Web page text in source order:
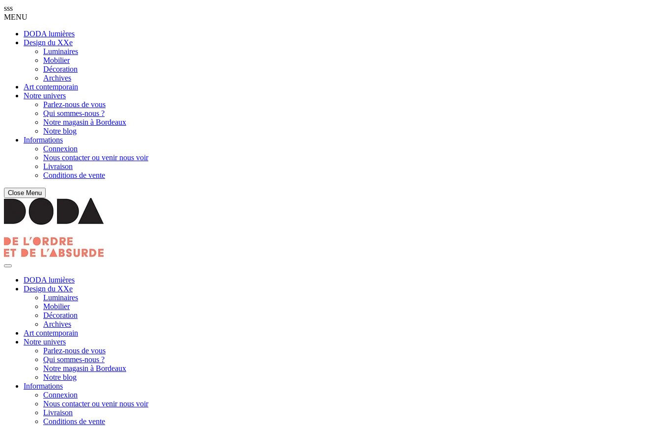
sss
MENU
DODA lumières
Design du XXe
Luminaires
Mobilier
Décoration
Archives
Art contemporain
Notre univers
Parlez-nous de vous
Qui sommes-nous ?
Notre magasin à Bordeaux
Notre blog
Informations
Connexion
Nous contacter ou venir nous voir
Livraison
Conditions de vente
Close Menu
DODA lumières
Design du XXe
Luminaires
Mobilier
Décoration
Archives
Art contemporain
Notre univers
Parlez-nous de vous
Qui sommes-nous ?
Notre magasin à Bordeaux
Notre blog
Informations
Connexion
Nous contacter ou venir nous voir
Livraison
Conditions de vente